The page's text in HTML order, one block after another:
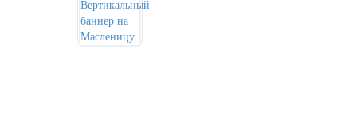
День города Москвы (первая суббота
сентября)